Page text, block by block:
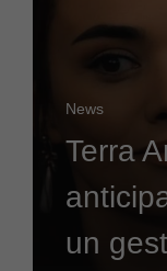
News
Terra
un